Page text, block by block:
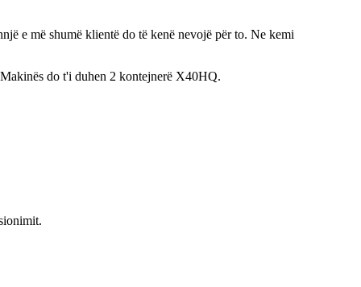
e më shumë klientë do të kenë nevojë për to. Ne kemi
do t'i duhen 2 kontejnerë X40HQ.